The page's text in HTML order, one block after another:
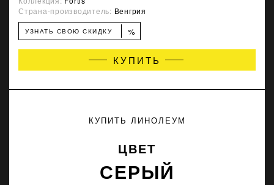
Страна-производитель: Венгрия
УЗНАТЬ СВОЮ СКИДКУ %
КУПИТЬ
КУПИТЬ ЛИНОЛЕУМ
ЦВЕТ
СЕРЫЙ